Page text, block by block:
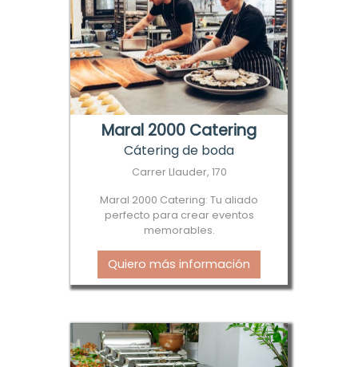
Maral 2000 Catering
Cátering de boda
Carrer Llauder, 170
Maral 2000 Catering: Tu aliado
perfecto para crear eventos
memorables.
Quiero más información